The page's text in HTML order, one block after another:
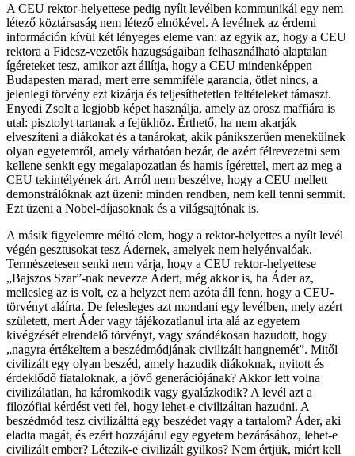
A CEU rektor-helyettese pedig nyílt levélben kommunikál egy nem
létező köztársaság nem létező elnökével. A levélnek az érdemi
információn kívül két lényeges eleme van: az egyik az, hogy a CEU
rektora a Fidesz-vezetők hazugságaiban felhasználható alaptalan
ígéreteket tesz, amikor azt állítja, hogy a CEU mindenképpen
Budapesten marad, mert erre semmiféle garancia, ötlet nincs, a
jelenlegi törvény ezt kizárja és teljesíthetetlen feltételeket támaszt.
Enyedi Zsolt a legjobb képet használja, amely az orosz maffiára is
utal: pisztolyt tartanak a fejükhöz. Érthető, ha nem akarják
elveszíteni a diákokat és a tanárokat, akik pánikszerűen menekülnek
olyan egyetemről, amely várhatóan bezár, de azért félrevezetni sem
kellene senkit egy megalapozatlan és hamis ígérettel, mert az meg a
CEU tekintélyének árt. Arról nem beszélve, hogy a CEU mellett
demonstrálóknak azt üzeni: minden rendben, nem kell tenni semmit.
Ezt üzeni a Nobel-díjasoknak és a világsajtónak is.
A másik figyelemre méltó elem, hogy a rektor-helyettes a nyílt levél
végén gesztusokat tesz Ádernek, amelyek nem helyénvalóak.
Természetesen senki nem várja, hogy a CEU rektor-helyettese
„Bajszos Szar”-nak nevezze Ádert, még akkor is, ha Áder az,
mellesleg az is volt, ez a helyzet nem azóta áll fenn, hogy a CEU-
törvényt aláírta. De felesleges azt mondani egy levélben, mely azért
született, mert Áder vagy tájékozatlanul írta alá az egyetem
kivégzését elrendelő törvényt, vagy szándékosan hazudott, hogy
„nagyra értékeltem a beszédmódjának civilizált hangnemét”. Mitől
civilizált egy olyan beszéd, amely hazudik diákoknak, nyitott és
érdeklődő fiataloknak, a jövő generációjának? Akkor lett volna
civilizálatlan, ha káromkodik vagy gyalázkodik? A levél azt a
filozófiai kérdést veti fel, hogy lehet-e civilizáltan hazudni. A
beszédmód tesz civilizálttá egy beszédet vagy a tartalom? Áder, aki
eladta magát, és ezért hozzájárul egy egyetem bezárásához, lehet-e
civilizált ember? Létezik-e civilizált gyilkos? Nem értjük, miért kell